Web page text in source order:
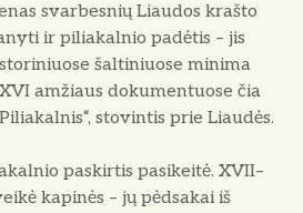
svarbesnių Liaudos krašto
ir piliakalnio padėtis – jis
šaltiniuose minima
amžiaus dokumentuose čia
stovintis prie Liaudės.
paskirtis pasikeitė. XVII–
kapinės – jų pėdsakai iš